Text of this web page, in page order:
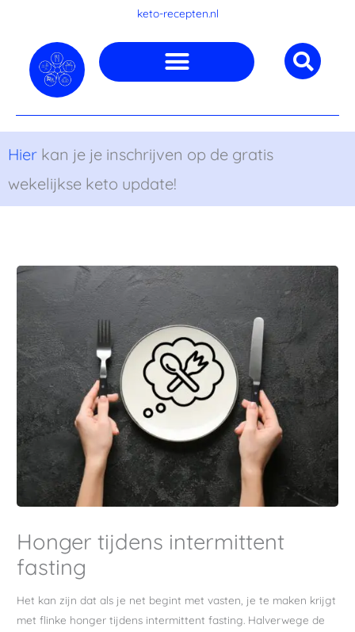
inhoud
keto-recepten.nl
Hier kan je je inschrijven op de gratis
wekelijkse keto update!
Honger tijdens intermittent
fasting
Het kan zijn dat als je net begint met vasten, je te maken krijgt
met flinke honger tijdens intermittent fasting. Halverwege de